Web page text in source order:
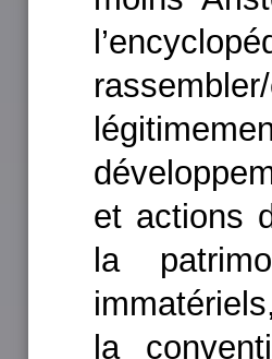
et actions
la
la